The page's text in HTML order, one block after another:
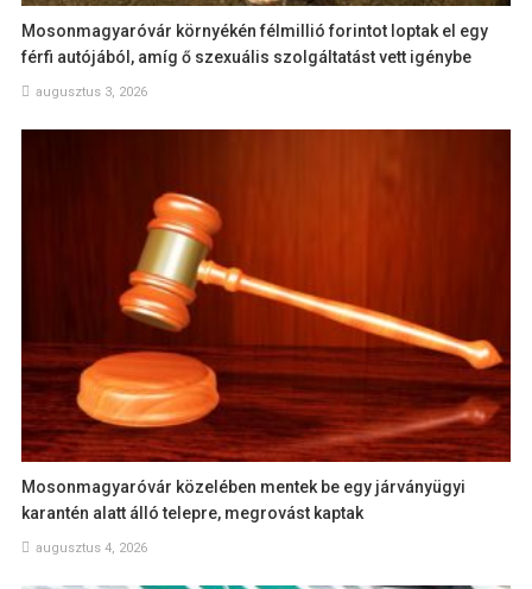
Mosonmagyaróvár környékén félmillió forintot loptak el egy
férfi autójából, amíg ő szexuális szolgáltatást vett igénybe
augusztus 3, 2026
Mosonmagyaróvár közelében mentek be egy járványügyi
karantén alatt álló telepre, megrovást kaptak
augusztus 4, 2026